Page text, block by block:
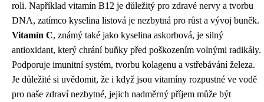
roli. Například vitamín B12 je důležitý pro zdravé nervy a tvorbu
DNA, zatímco kyselina listová je nezbytná pro růst a vývoj buněk.
Vitamín C, známý také jako kyselina askorbová, je silný
antioxidant, který chrání buňky před poškozením volnými radikály.
Podporuje imunitní systém, tvorbu kolagenu a vstřebávání železa.
Je důležité si uvědomit, že i když jsou vitamíny rozpustné ve vodě
pro naše zdraví nezbytné, jejich nadměrný příjem může být